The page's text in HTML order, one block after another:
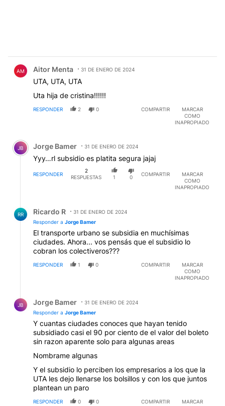
AM Aitor Menta 31 DE ENERO DE 2024
UTA, UTA, UTA
Uta hija de cristina!!!!!!
RESPONDER 2 0 COMPARTIR
MARCAR
COMO
INAPROPIADO
Comentario de Jorge Bamer.
JB Jorge Bamer 31 DE ENERO DE 2024
Yyy…rl subsidio es platita segura jajaj
RESPONDER
2
RESPUESTAS
1 0
COMPARTIR
MARCAR
COMO
INAPROPIADO
RR Ricardo R
31 DE ENERO DE 2024
Responder a Jorge Bamer
El transporte urbano se subsidia en muchísimas
ciudades. Ahora... vos pensás que el subsidio lo
cobran los colectiveros???
RESPONDER 1 0 COMPARTIR
MARCAR
COMO
INAPROPIADO
JB Jorge Bamer
31 DE ENERO DE 2024
Responder a Jorge Bamer
Y cuantas ciudades conoces que hayan tenido
subsidiado casi el 90 por ciento de el valor del boleto
sin razon aparente solo para algunas areas
Nombrame algunas
Y el subsidio lo perciben los empresarios a los que la
UTA les dejo llenarse los bolsillos y con los que juntos
plantean un paro
RESPONDER 0 0 COMPARTIR
MARCAR